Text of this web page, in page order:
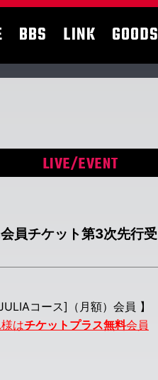
BBS LINK GOODS
LIVE/EVENT
員チケット第3次先行受
コース]（月額）会員 】
はチケットプラス無料会員